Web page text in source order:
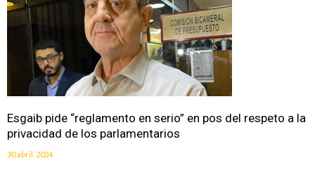
Esgaib pide “reglamento en serio” en pos del respeto a la
privacidad de los parlamentarios
30 abril, 2024